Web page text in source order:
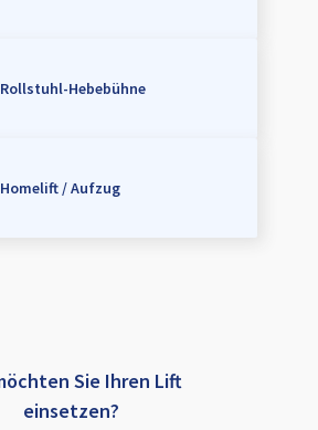
Rollstuhl-Hebebühne
Homelift / Aufzug
Sie Ihren Lift
einsetzen?